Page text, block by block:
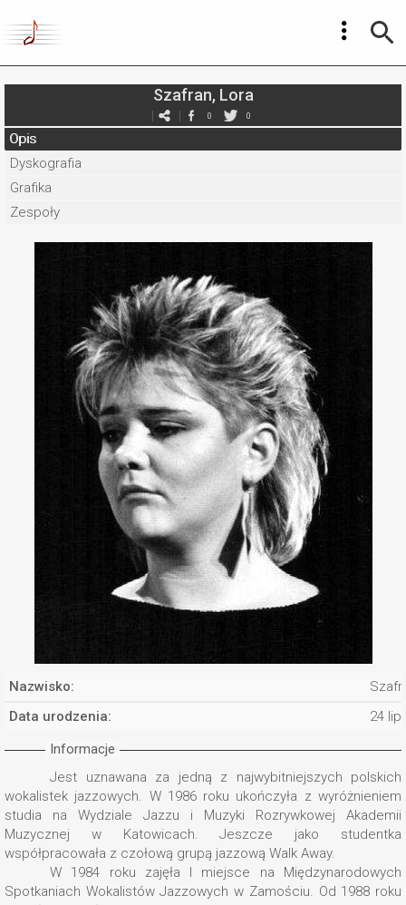
Szafran, Lora
0 0
Opis
Dyskografia
Grafika
Zespoły
Nazwisko:
Data urodzenia:
24
Informacje
Jest uznawana za jedną z najwybitniejszych polskich
wokalistek jazzowych. W 1986 roku ukończyła z wyróżnieniem
studia na Wydziale Jazzu i Muzyki Rozrywkowej Akademii
Muzycznej w Katowicach. Jeszcze jako studentka
współpracowała z czołową grupą jazzową Walk Away.
W 1984 roku zajęła I miejsce na Międzynarodowych
Spotkaniach Wokalistów Jazzowych w Zamościu. Od 1988 roku